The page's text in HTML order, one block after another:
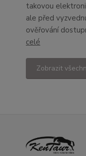
takovou
ale před
ověřování
celé
Zobrazit